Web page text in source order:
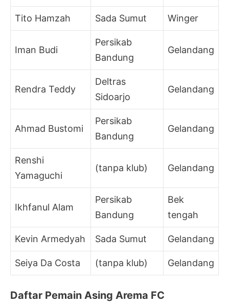
Tito Hamzah Sada Sumut Winger
Iman Budi
Persikab
Bandung
Gelandang
Rendra Teddy
Deltras
Sidoarjo
Gelandang
Ahmad Bustomi
Persikab
Bandung
Gelandang
Renshi
Yamaguchi
(tanpa klub) Gelandang
Ikhfanul Alam
Persikab
Bandung
Bek
tengah
Kevin Armedyah Sada Sumut Gelandang
Seiya Da Costa (tanpa klub) Gelandang
Daftar Pemain Asing Arema FC